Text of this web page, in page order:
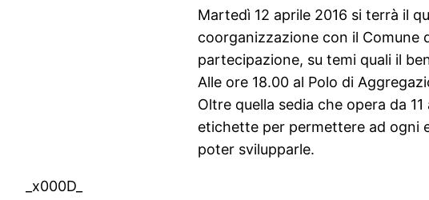
Martedì 12 aprile 2016 si terrà il
coorganizzazione con il Comune
partecipazione, su temi quali il
Alle ore 18.00 al Polo di
Oltre quella sedia che opera da
etichette per permettere ad ogni
poter svilupparle.
_x000D_